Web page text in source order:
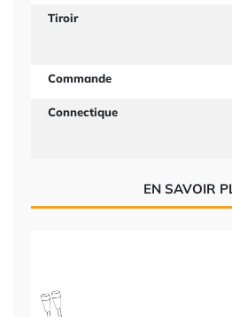
Tiroir
Commande
Connectique
EN SAVOIR